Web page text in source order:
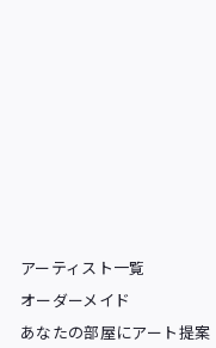
アーティスト一覧
オーダーメイド
あなたの部屋にアート提案